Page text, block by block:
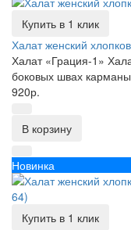
Купить в 1 клик
Халат женский
Халат «Грация-1»
боковых швах
920р.
В корзину
Новинка
Купить в 1 клик